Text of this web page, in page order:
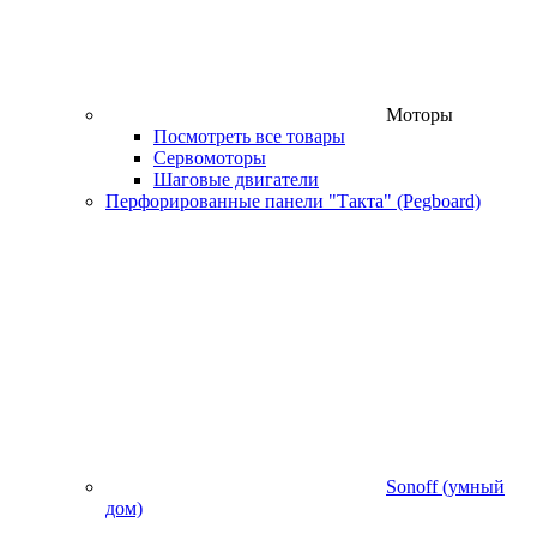
Моторы
Посмотреть все товары
Сервомоторы
Шаговые двигатели
Перфорированные панели "Такта" (Pegboard)
Sonoff (умный
дом)